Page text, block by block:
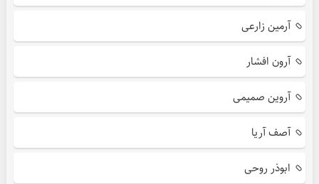
آرمین زارعی
آرون افشار
آروین صمیمی
آصف آریا
ابوذر روحی